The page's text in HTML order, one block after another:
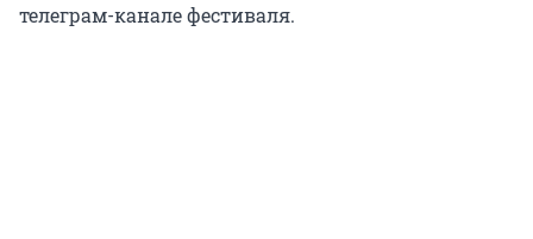
телеграм-канале фестиваля.